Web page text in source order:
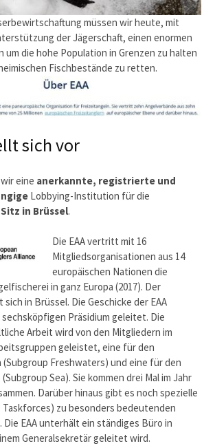
müssen wir heute, mit
der Jägerschaft, einen enormen
die hohe Population in Grenzen zu halten
Fischbestände zu retten.
sich vor
eine anerkannte, registrierte und
Lobbying-Institution für die
Sitz in Brüssel.
Die EAA vertritt mit 16
Mitgliedsorganisationen aus 14
europäischen Nationen die
in ganz Europa (2017). Der
in Brüssel. Die Geschicke der EAA
Präsidium geleitet. Die
Arbeit wird von den Mitgliedern im
geleistet, eine für den
Freshwaters) und eine für den
Sea). Sie kommen drei Mal im Jahr
Darüber hinaus gibt es noch spezielle
Taskforces) zu besonders bedeutenden
EAA unterhält ein ständiges Büro in
Generalsekretär geleitet wird.